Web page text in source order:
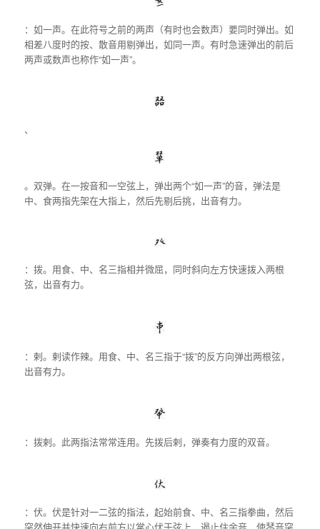
：如一声。在此符号之前的两声（有时也会数声）要同时弹出。如
相差八度时的按、散音用剔弹出，如同一声。有时急速弹出的前后
两声或数声也称作“如一声”。
、
。双弹。在一按音和一空弦上，弹出两个“如一声”的音，弹法是
中、食两指先架在大指上，然后先剔后挑，出音有力。
：拨。用食、中、名三指相并微屈，同时斜向左方快速拨入两根
弦，出音有力。
：剌。剌读作辣。用食、中、名三指于“拨”的反方向弹出两根弦，
出音有力。
：拨剌。此两指法常常连用。先拨后剌，弹奏有力度的双音。
：伏。伏是针对一二弦的指法，起始前食、中、名三指拳曲，然后